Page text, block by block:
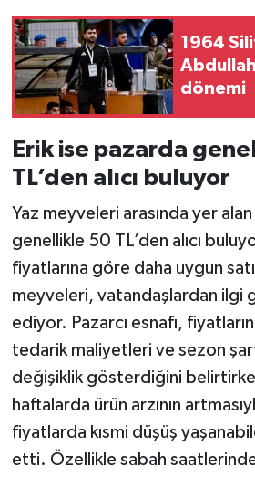
1964
dönemi
Erik ise pazarda
TL’den alıcı buluyor
Yaz meyveleri arasında yer
genellikle 50 TL’den alıcı
fiyatlarına göre daha uygun
meyveleri, vatandaşlardan ilgi
ediyor. Pazarcı esnafı,
tedarik maliyetleri ve sezon
değişiklik gösterdiğini
haftalarda ürün arzının
fiyatlarda kısmi düşüş
etti. Özellikle sabah